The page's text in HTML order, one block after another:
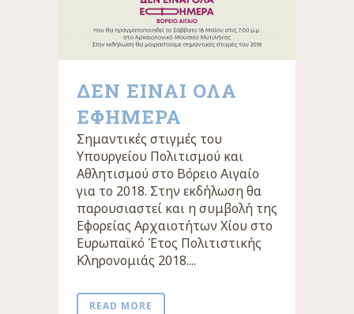
ΔΕΝ ΕΙΝΑΙ ΟΛΑ
ΕΦΗΜΕΡΑ
Σημαντικές στιγμές του
Υπουργείου Πολιτισμού και
Αθλητισμού στο Βόρειο Αιγαίο
για το 2018. Στην εκδήλωση θα
παρουσιαστεί και η συμβολή της
Εφορείας Αρχαιοτήτων Χίου στο
Ευρωπαϊκό Έτος Πολιτιστικής
Κληρονομιάς 2018....
READ MORE